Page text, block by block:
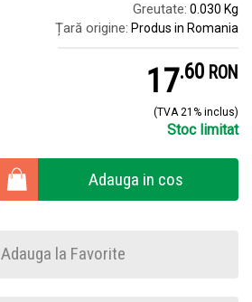
Greutate: 0.030 Kg
Țară origine: Produs in Romania
17.6 RON
(TVA 21% inclus)
Stoc limitat
Adauga in cos
Adauga la Favorite